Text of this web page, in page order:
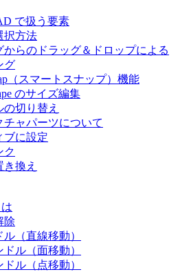
で扱う要素
択方法
からのドラッグ＆ドロップによる
グ
（スマートスナップ）機能
のサイズ編集
の切り替え
チャパーツについて
ブに設定
ク
換え
除
（直線移動）
ル（面移動）
ル（点移動）